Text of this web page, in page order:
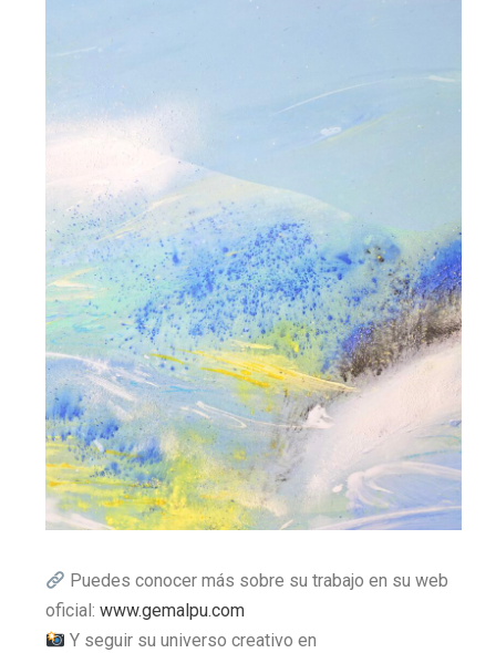
Puedes conocer más sobre su trabajo en su web
oficial: www.gemalpu.com
Y seguir su universo creativo en